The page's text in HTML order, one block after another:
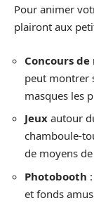
Pour animer
plairont aux
Concours de
peut montrer
masques les
Jeux autour
chamboule-
de moyens
Photobooth
et fonds